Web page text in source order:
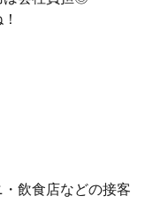
飲食店などの接客